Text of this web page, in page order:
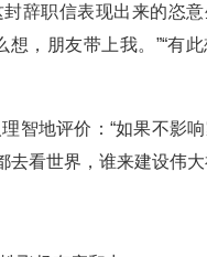
职信表现出来的恣意
想，朋友带上我。”“有
地评价：“如果不影响
去看世界，谁来建设伟大